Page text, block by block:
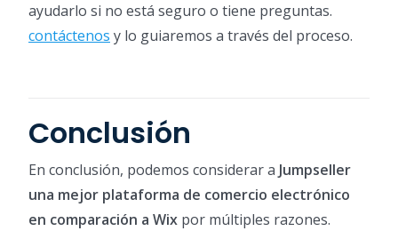
ayudarlo si no está seguro o tiene preguntas.
contáctenos y lo guiaremos a través del proceso.
Conclusión
En conclusión, podemos considerar a Jumpseller
una mejor plataforma de comercio electrónico
en comparación a Wix por múltiples razones.